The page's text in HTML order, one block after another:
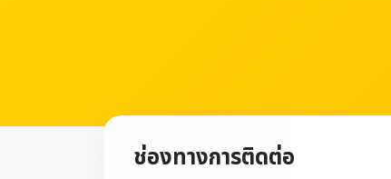
ช่องทางการติดต่อ